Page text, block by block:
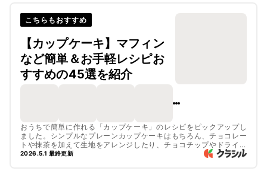
こちらもおすすめ
【カップケーキ】マフィン
など簡単＆お手軽レシピお
すすめの45選を紹介
おうちで簡単に作れる「カップケーキ」のレシピをピックアップし
ました。シンプルなプレーンカップケーキはもちろん、チョコレー
トや抹茶を加えて生地をアレンジしたり、チョコチップやドライフ
ルーツなどトッピングをアレンジしたりと、豊富なバリエーション
2026.5.1 最終更新